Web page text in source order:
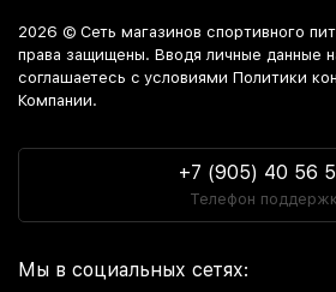
2026 © Сеть магазинов спортивного
права защищены. Вводя личные данные
соглашаетесь c условиями Политики
Компании.
+7 (905) 40 56
Телефон
Мы в социальных сетях: